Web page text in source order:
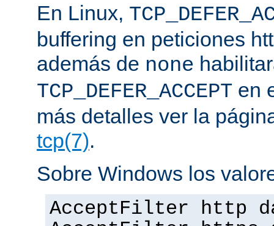
En Linux,
buffering en peticiones
además de none
TCP_DEFER_ACCEPT en
más detalles ver la
tcp(7).
Sobre Windows los
AcceptFilter http